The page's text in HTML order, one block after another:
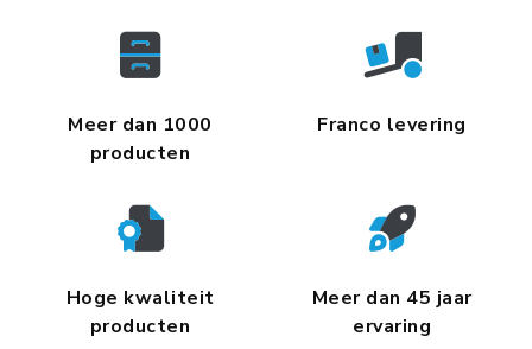
Meer dan 1000
producten
Franco levering
Hoge kwaliteit
producten
Meer dan 45 jaar
ervaring